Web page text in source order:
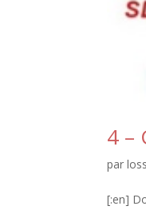
4 –
par
[:en]